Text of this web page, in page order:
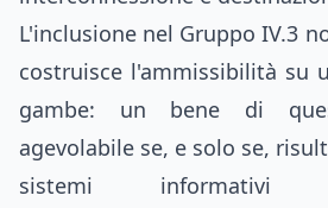
L'inclusione nel Gruppo IV.3
costruisce l'ammissibilità su
gambe: un bene di
agevolabile se, e solo se,
sistemi informativi